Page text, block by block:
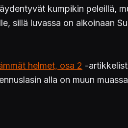
kumpikin peleillä,
sillä luvassa on aikoinaan
helmet, osa 2 -
alla on muun muassa